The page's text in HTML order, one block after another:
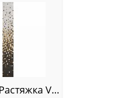
Artsdeco Растяжка Vidrepur